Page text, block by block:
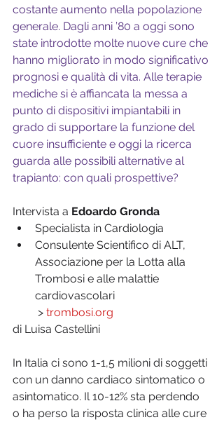
costante aumento nella popolazione
generale. Dagli anni ’80 a oggi sono
state introdotte molte nuove cure che
hanno migliorato in modo significativo
prognosi e qualità di vita. Alle terapie
mediche si è affiancata la messa a
punto di dispositivi impiantabili in
grado di supportare la funzione del
cuore insufficiente e oggi la ricerca
guarda alle possibili alternative al
trapianto: con quali prospettive?
Intervista a Edoardo Gronda
Specialista in Cardiologia
Consulente Scientifico di ALT,
Associazione per la Lotta alla
Trombosi e alle malattie
cardiovascolari
> trombosi.org
di Luisa Castellini
In Italia ci sono 1-1,5 milioni di soggetti
con un danno cardiaco sintomatico o
asintomatico. Il 10-12% sta perdendo
o ha perso la risposta clinica alle cure